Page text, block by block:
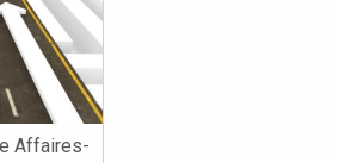
Affaires-